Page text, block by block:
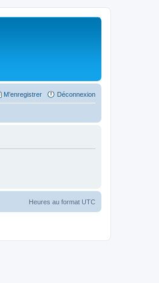
Déconnexion
M’enregistrer
Heures au format UTC